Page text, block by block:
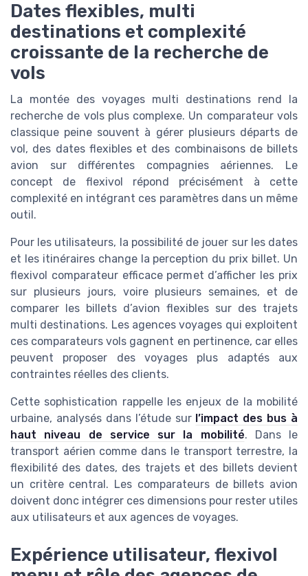
Dates flexibles, multi
destinations et complexité
croissante de la recherche de
vols
La montée des voyages multi destinations rend la
recherche de vols plus complexe. Un comparateur vols
classique peine souvent à gérer plusieurs départs de
vol, des dates flexibles et des combinaisons de billets
avion sur différentes compagnies aériennes. Le
concept de flexivol répond précisément à cette
complexité en intégrant ces paramètres dans un même
outil.
Pour les utilisateurs, la possibilité de jouer sur les dates
et les itinéraires change la perception du prix billet. Un
flexivol comparateur efficace permet d’afficher les prix
sur plusieurs jours, voire plusieurs semaines, et de
comparer les billets d’avion flexibles sur des trajets
multi destinations. Les agences voyages qui exploitent
ces comparateurs vols gagnent en pertinence, car elles
peuvent proposer des voyages plus adaptés aux
contraintes réelles des clients.
Cette sophistication rappelle les enjeux de la mobilité
urbaine, analysés dans l’étude sur l’impact des bus à
haut niveau de service sur la mobilité. Dans le
transport aérien comme dans le transport terrestre, la
flexibilité des dates, des trajets et des billets devient
un critère central. Les comparateurs de billets avion
doivent donc intégrer ces dimensions pour rester utiles
aux utilisateurs et aux agences de voyages.
Expérience utilisateur, flexivol